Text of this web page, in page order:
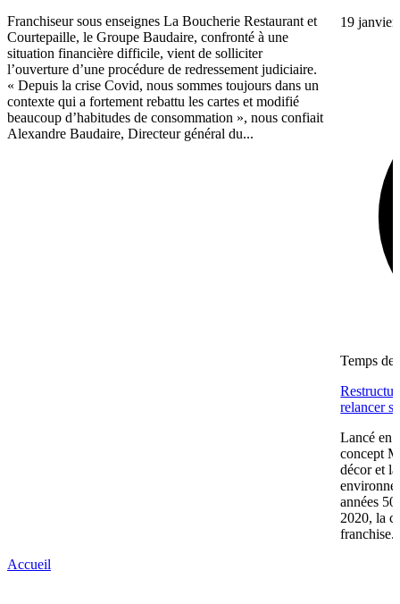
Franchiseur sous enseignes La Boucherie Restaurant et
Courtepaille, le Groupe Baudaire, confronté à une
situation financière difficile, vient de solliciter
l’ouverture d’une procédure de redressement judiciaire.
« Depuis la crise Covid, nous sommes toujours dans un
contexte qui a fortement rebattu les cartes et modifié
beaucoup d’habitudes de consommation », nous confiait
Alexandre Baudaire, Directeur général du...
19 janvier
Temps de
relancer
Lancé en
concept
décor et
années
2020, la
franchise.
Accueil